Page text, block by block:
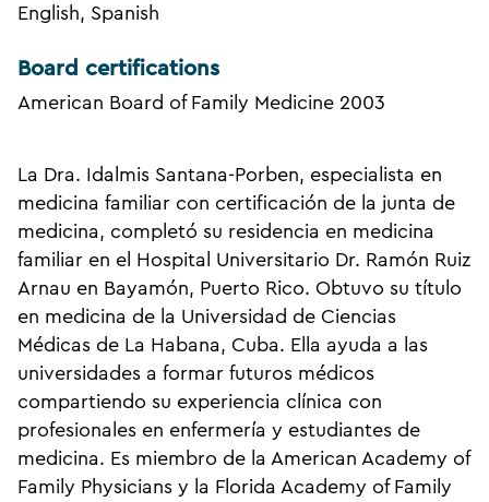
English, Spanish
Board certifications
American Board of Family Medicine 2003
La Dra. Idalmis Santana-Porben, especialista en
medicina familiar con certificación de la junta de
medicina, completó su residencia en medicina
familiar en el Hospital Universitario Dr. Ramón Ruiz
Arnau en Bayamón, Puerto Rico. Obtuvo su título
en medicina de la Universidad de Ciencias
Médicas de La Habana, Cuba. Ella ayuda a las
universidades a formar futuros médicos
compartiendo su experiencia clínica con
profesionales en enfermería y estudiantes de
medicina. Es miembro de la American Academy of
Family Physicians y la Florida Academy of Family